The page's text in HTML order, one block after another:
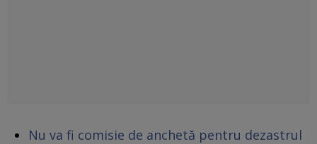
Nu va fi comisie de anchetă pentru dezastrul